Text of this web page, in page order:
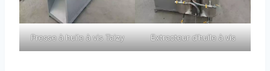
Presse à huile à vis Taizy Extracteur d’huile à vis